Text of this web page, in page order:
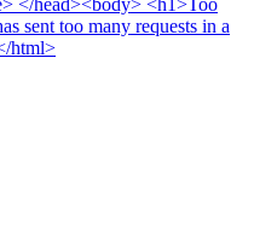
sent too many requests in a
html>